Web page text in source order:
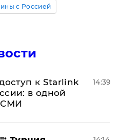
с Россией
к Starlink
в одной
СМИ
14:39